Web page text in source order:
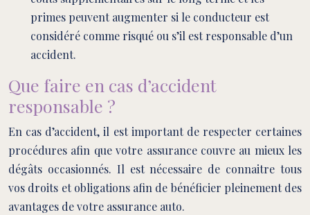
primes peuvent augmenter si le conducteur est
considéré comme risqué ou s’il est responsable d’un
accident.
Que faire en cas d’accident
responsable ?
En cas d’accident, il est important de respecter certaines
procédures afin que votre assurance couvre au mieux les
dégâts occasionnés. Il est nécessaire de connaitre tous
vos droits et obligations afin de bénéficier pleinement des
avantages de votre assurance auto.